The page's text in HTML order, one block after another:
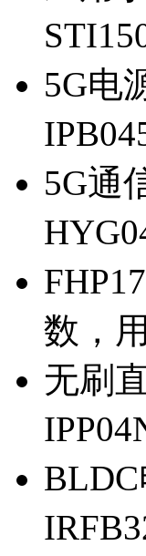
5G电
5G通
数，
无刷